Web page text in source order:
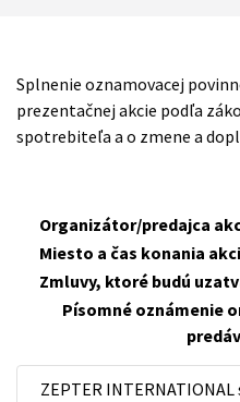
Splnenie oznamovacej
prezentačnej akcie podľa
spotrebiteľa a o zmene a
Organizátor/predajca
Miesto a čas konania
Zmluvy, ktoré budú
Písomné oznámenie
ZEPTER